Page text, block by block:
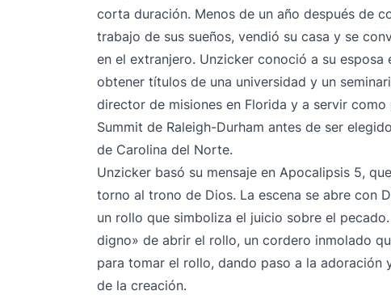
corta duración. Menos de un año después de
trabajo de sus sueños, vendió su casa y se
en el extranjero. Unzicker conoció a su esposa
obtener títulos de una universidad y un
director de misiones en Florida y a servir
Summit de Raleigh-Durham antes de ser
de Carolina del Norte.
Unzicker basó su mensaje en Apocalipsis 5,
torno al trono de Dios. La escena se abre con
un rollo que simboliza el juicio sobre el
digno» de abrir el rollo, un cordero inmolado
para tomar el rollo, dando paso a la adoración
de la creación.